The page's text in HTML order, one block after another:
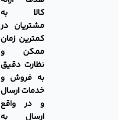
کالا به
مشتریان در
کمترین زمان
ممکن و
نظارت دقیق
به فروش و
خدمات ارسال
و در واقع
ارسال به